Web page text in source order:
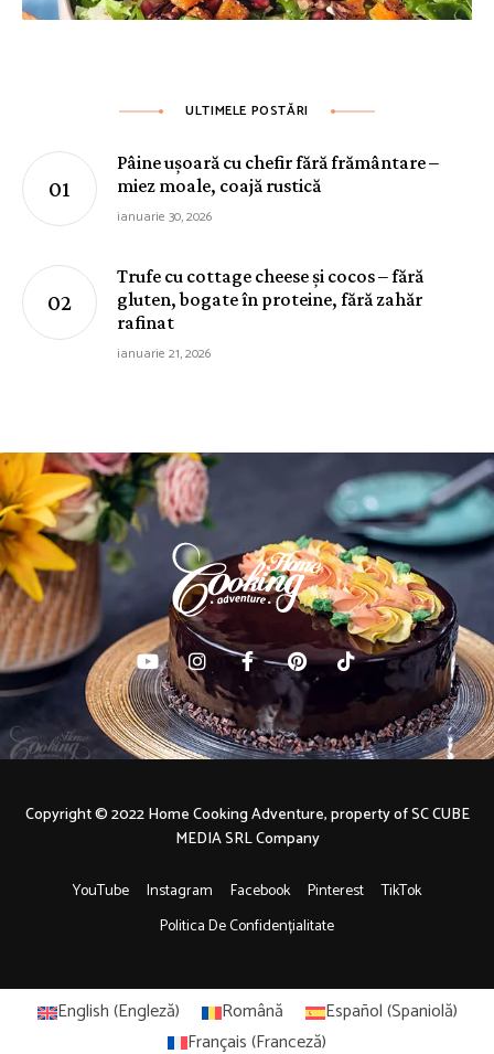
ULTIMELE POSTĂRI
Pâine ușoară cu chefir fără frământare –
miez moale, coajă rustică
ianuarie 30, 2026
Trufe cu cottage cheese și cocos – fără
gluten, bogate în proteine, fără zahăr
rafinat
ianuarie 21, 2026
YouTube Instagram Facebook Pinterest
TikTok
Politica De Confidențialitate
Copyright © 2022 Home Cooking Adventure, property of SC CUBE
MEDIA SRL Company
English(Engleză) Română Español(Spaniolă)
Français(Franceză)